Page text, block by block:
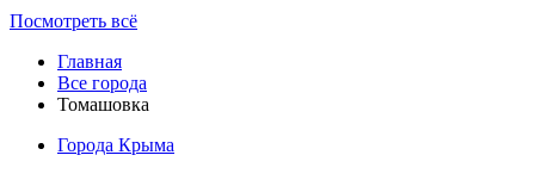
Посмотреть всё
Главная
Все города
Томашовка
Города Крыма